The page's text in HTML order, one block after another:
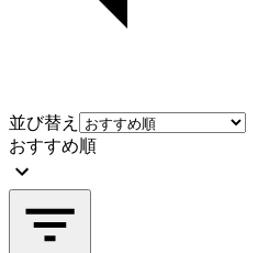
並び替え
おすすめ順